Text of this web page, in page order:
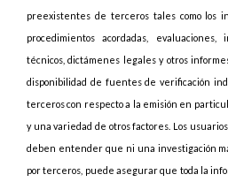
preexistentes de terceros tales como los
procedimientos acordadas,
técnicos, dictámenes legales y otros
disponibilidad de fuentes de verificación
terceros con respecto a la emisión en
y una variedad de otros factores. Los usuarios
deben entender que ni una investigación
por terceros, puede asegurar que toda la